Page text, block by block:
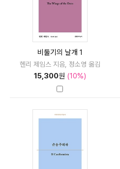
비둘기의 날개 1
헨리 제임스 지음, 정소영 옮김
15,300원 (10%)